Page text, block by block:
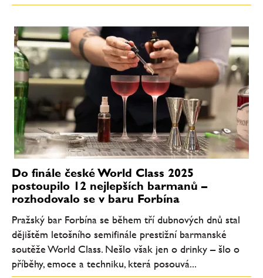
Do finále české World Class 2025
postoupilo 12 nejlepších barmanů –
rozhodovalo se v baru Forbína
Pražský bar Forbína se během tří dubnových dnů stal
dějištěm letošního semifinále prestižní barmanské
soutěže World Class. Nešlo však jen o drinky – šlo o
příběhy, emoce a techniku, která posouvá...